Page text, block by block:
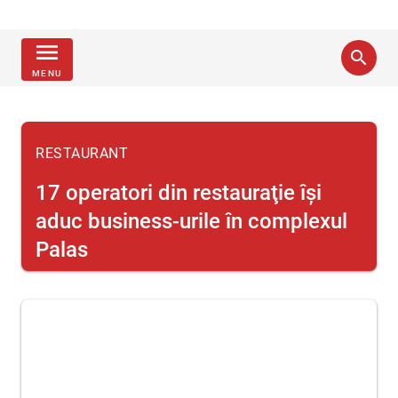
menu
MENU
search
RESTAURANT
17 operatori din restauraţie îşi
aduc business-urile în complexul
Palas